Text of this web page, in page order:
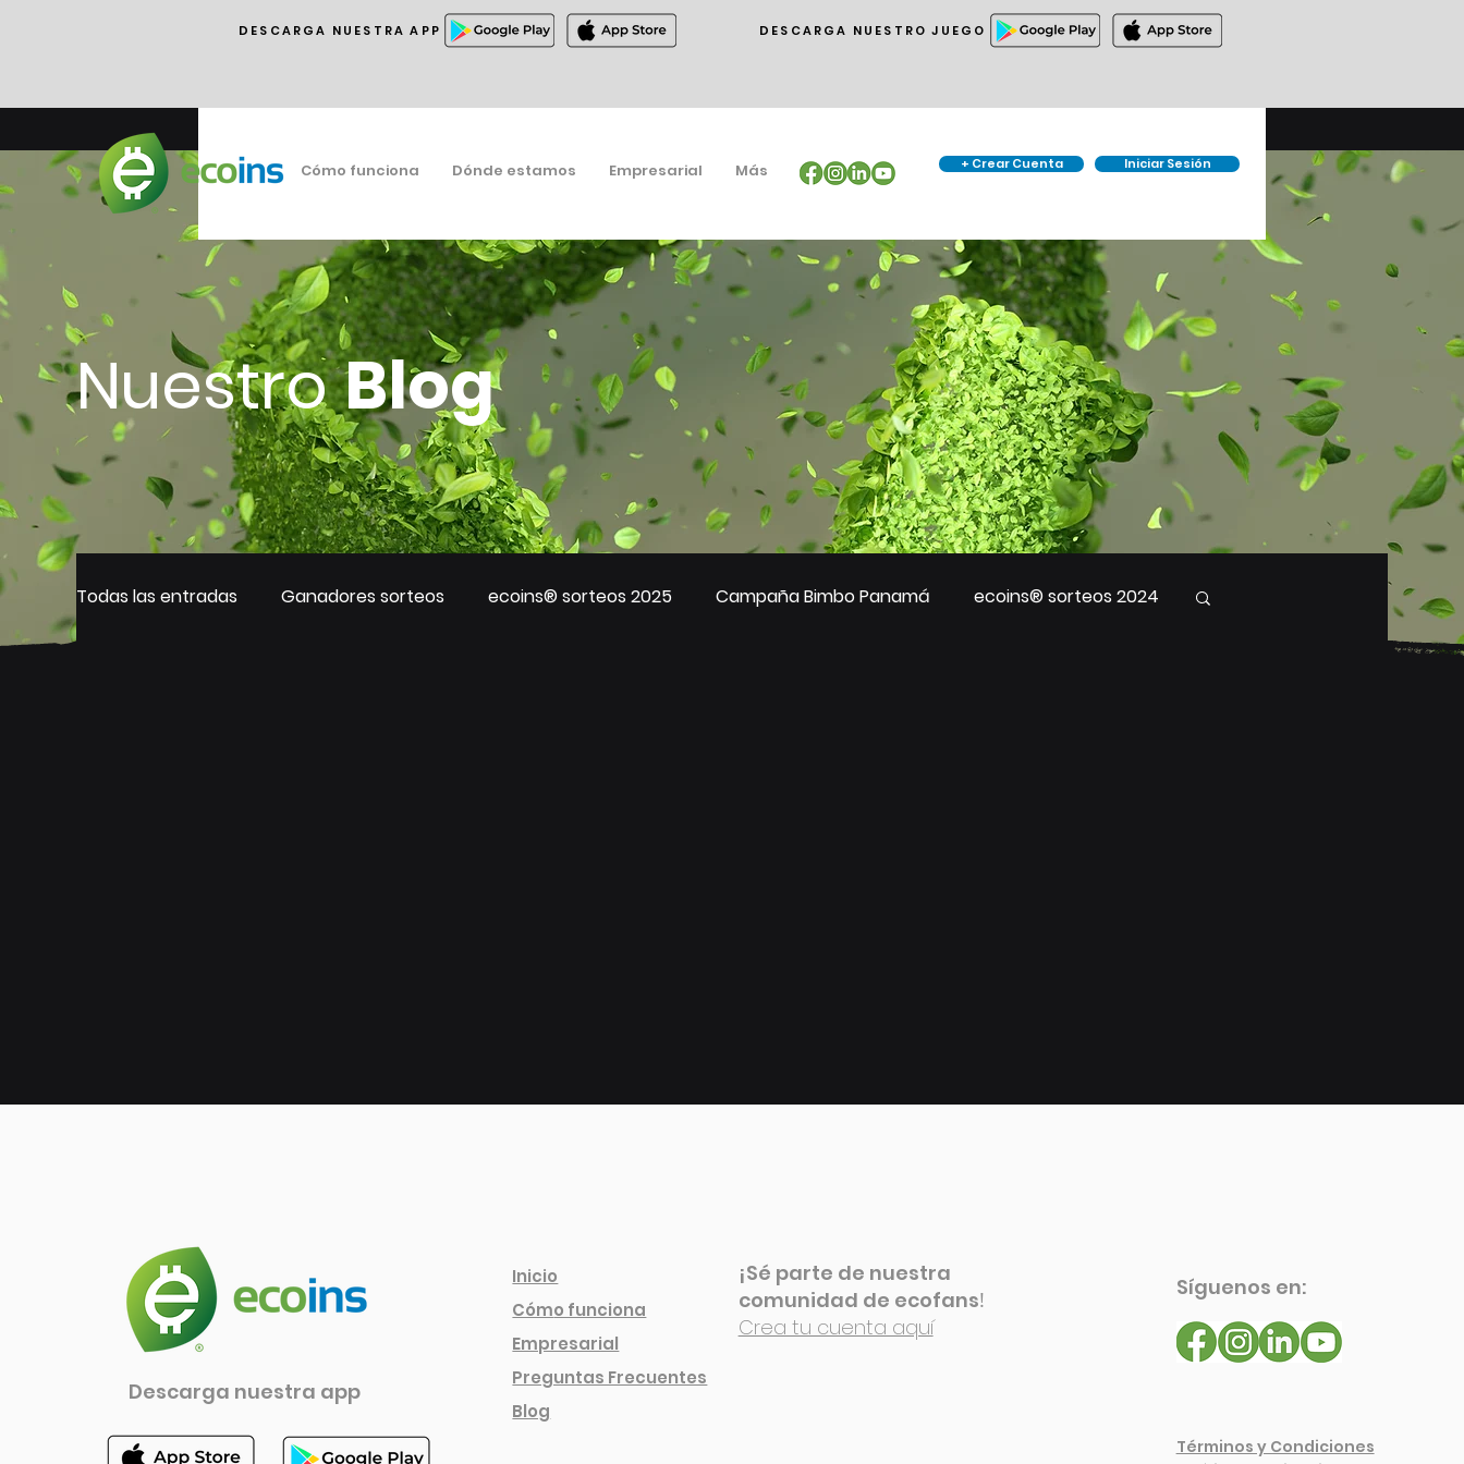
DESCARGA NUESTRA APP DESCARGA NUESTRO JUEGO
+ Crear Cuenta Iniciar Sesión
Cómo funciona Dónde estamos Empresarial Más
NuestroBlog
Todas las entradas Ganadores sorteos ecoins® sorteos 2025 Campaña Bimbo Panamá ecoins® sorteos 2024
Descarga nuestra app
Inicio
Cómo funciona
Empresarial
Preguntas Frecuentes
Blog
¡Sé parte de nuestra
comunidad de ecofans!
Crea tu cuenta aquí
Síguenos en:
Términos y Condiciones